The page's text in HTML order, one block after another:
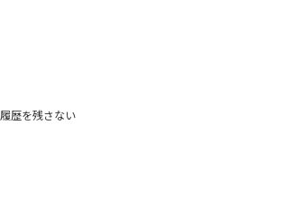
履歴を残さない